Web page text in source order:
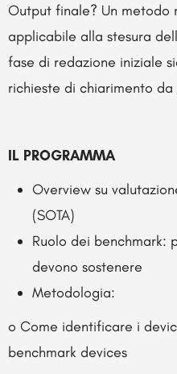
Output finale? Un metodo
applicabile alla stesura
fase di redazione iniziale
richieste di chiarimento
IL PROGRAMMA
Overview su
(SOTA)
Ruolo dei benchmark:
devono sostenere
Metodologia:
o Come identificare i
benchmark devices